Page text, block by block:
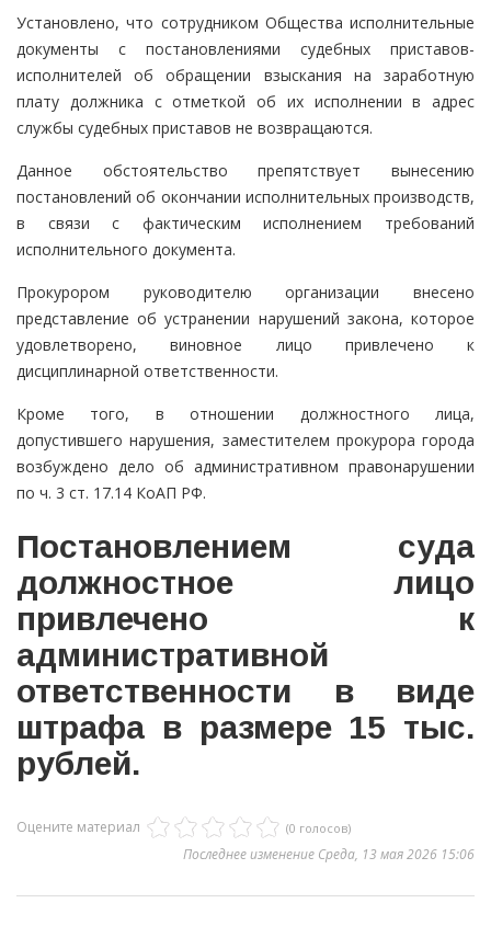
Установлено, что сотрудником Общества исполнительные
документы с постановлениями судебных приставов-
исполнителей об обращении взыскания на заработную
плату должника с отметкой об их исполнении в адрес
службы судебных приставов не возвращаются.
Данное обстоятельство препятствует вынесению
постановлений об окончании исполнительных производств,
в связи с фактическим исполнением требований
исполнительного документа.
Прокурором руководителю организации внесено
представление об устранении нарушений закона, которое
удовлетворено, виновное лицо привлечено к
дисциплинарной ответственности.
Кроме того, в отношении должностного лица,
допустившего нарушения, заместителем прокурора города
возбуждено дело об административном правонарушении
по ч. 3 ст. 17.14 КоАП РФ.
Постановлением суда
должностное лицо
привлечено к
административной
ответственности в виде
штрафа в размере 15 тыс.
рублей.
Оцените материал (0 голосов)
Последнее изменение Среда, 13 мая 2026 15:06